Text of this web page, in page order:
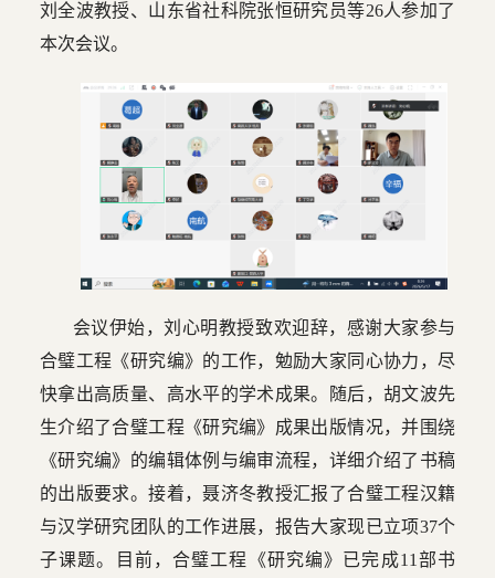
刘全波教授、山东省社科院张恒研究员等26人参加了
本次会议。
会议伊始，刘心明教授致欢迎辞，感谢大家参与
合璧工程《研究编》的工作，勉励大家同心协力，尽
快拿出高质量、高水平的学术成果。随后，胡文波先
生介绍了合璧工程《研究编》成果出版情况，并围绕
《研究编》的编辑体例与编审流程，详细介绍了书稿
的出版要求。接着，聂济冬教授汇报了合璧工程汉籍
与汉学研究团队的工作进展，报告大家现已立项37个
子课题。目前，合璧工程《研究编》已完成11部书